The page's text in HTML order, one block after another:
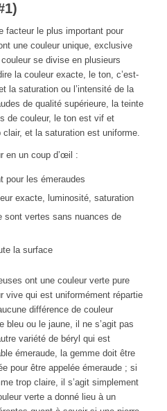
facteur le plus important pour
une couleur unique, exclusive
se divise en plusieurs
la couleur exacte, le ton, c’est-
la saturation ou l’intensité de la
de qualité supérieure, la teinte
de couleur, le ton est vif et
et la saturation est uniforme.
en un coup d’œil :
pour les émeraudes
exacte, luminosité, saturation
sont vertes sans nuances de
la surface
ont une couleur verte pure
vive qui est uniformément répartie
différence de couleur
ou le jaune, il ne s’agit pas
variété de béryl qui est
émeraude, la gemme doit être
pour être appelée émeraude ; si
trop claire, il s’agit simplement
verte a donné lieu à un